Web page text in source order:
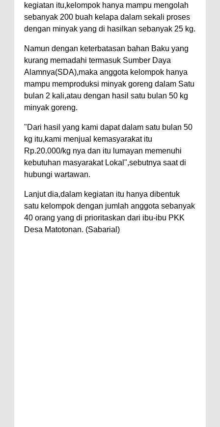
kegiatan itu,kelompok hanya mampu mengolah
sebanyak 200 buah kelapa dalam sekali proses
dengan minyak yang di hasilkan sebanyak 25 kg.
Namun dengan keterbatasan bahan Baku yang
kurang memadahi termasuk Sumber Daya
Alamnya(SDA),maka anggota kelompok hanya
mampu memproduksi minyak goreng dalam Satu
bulan 2 kali,atau dengan hasil satu bulan 50 kg
minyak goreng.
"Dari hasil yang kami dapat dalam satu bulan 50
kg itu,kami menjual kemasyarakat itu
Rp.20.000/kg nya dan itu lumayan memenuhi
kebutuhan masyarakat Lokal",sebutnya saat di
hubungi wartawan.
Lanjut dia,dalam kegiatan itu hanya dibentuk
satu kelompok dengan jumlah anggota sebanyak
40 orang yang di prioritaskan dari ibu-ibu PKK
Desa Matotonan. (Sabarial)